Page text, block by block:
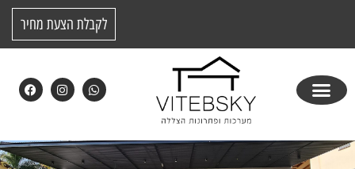
לקבלת הצעת מחיר